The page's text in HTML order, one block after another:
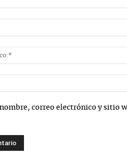
correo electrónico y sitio